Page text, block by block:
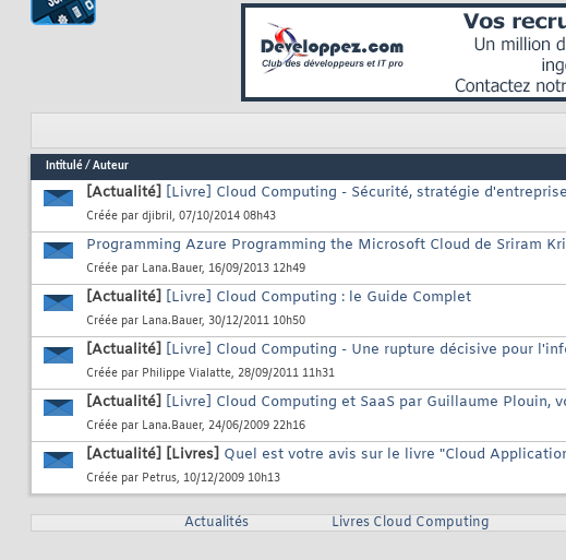
Intitulé/ Auteur
[Actualité] [Livre] Cloud Computing - Sécurité, stratégie
Créée par djibril, 07/10/2014 08h43
Programming Azure Programming the Microsoft Cloud de Sriram
Créée par Lana.Bauer, 16/09/2013 12h49
[Actualité] [Livre] Cloud Computing : le Guide Complet
Créée par Lana.Bauer, 30/12/2011 10h50
[Actualité] [Livre] Cloud Computing - Une rupture décisive pour
Créée par Philippe Vialatte, 28/09/2011 11h31
[Actualité] [Livre] Cloud Computing et SaaS par Guillaume Plouin,
Créée par Lana.Bauer, 24/06/2009 22h16
[Actualité] [Livres] Quel est votre avis sur le livre "Cloud
Créée par Petrus, 10/12/2009 10h13
Actualités Livres Cloud Computing